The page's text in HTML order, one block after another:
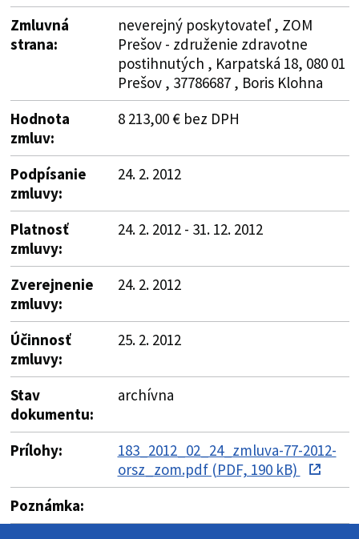
Zmluvná
strana:
neverejný poskytovateľ , ZOM
Prešov - združenie zdravotne
postihnutých , Karpatská 18, 080 01
Prešov , 37786687 , Boris Klohna
Hodnota
zmluv:
8 213,00 € bez DPH
Podpísanie
zmluvy:
24. 2. 2012
Platnosť
zmluvy:
24. 2. 2012 - 31. 12. 2012
Zverejnenie
zmluvy:
24. 2. 2012
Účinnosť
zmluvy:
25. 2. 2012
Stav
dokumentu:
archívna
Prílohy:
183_2012_02_24_zmluva-77-2012-
orsz_zom.pdf (PDF, 190 kB)
Poznámka: